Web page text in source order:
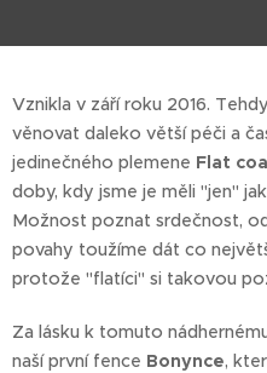
Vznikla v září roku 2016.
věnovat daleko větší péči a
jedinečného plemene Flat
doby, kdy jsme je měli "jen"
Možnost poznat srdečnost,
povahy toužíme dát co
protože "flatíci" si takovou
Za lásku k tomuto
naší první fence Bonynce,